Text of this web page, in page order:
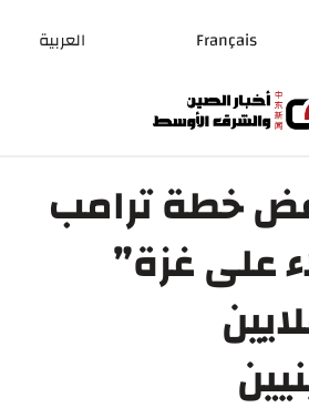
Français العربية
خطة ترامب
على غزة”